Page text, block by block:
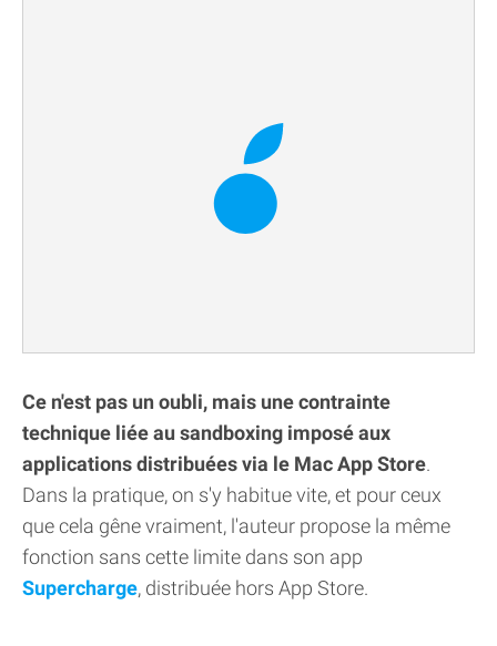
Ce n'est pas un oubli, mais une contrainte
technique liée au sandboxing imposé aux
applications distribuées via le Mac App Store.
Dans la pratique, on s'y habitue vite, et pour ceux
que cela gêne vraiment, l'auteur propose la même
fonction sans cette limite dans son app
Supercharge, distribuée hors App Store.